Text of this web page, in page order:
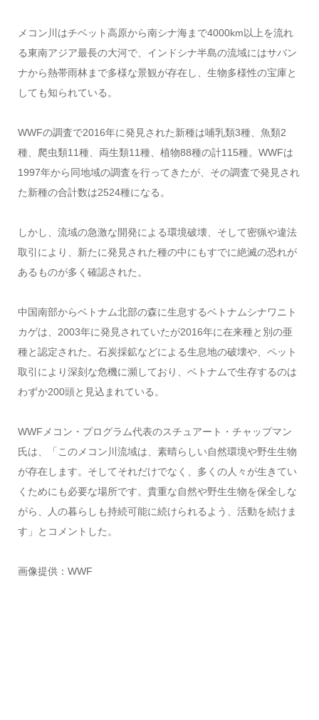
メコン川はチベット高原から南シナ海まで4000km以上を流れ
る東南アジア最長の大河で、インドシナ半島の流域にはサバン
ナから熱帯雨林まで多様な景観が存在し、生物多様性の宝庫と
しても知られている。
WWFの調査で2016年に発見された新種は哺乳類3種、魚類2
種、爬虫類11種、両生類11種、植物88種の計115種。WWFは
1997年から同地域の調査を行ってきたが、その調査で発見され
た新種の合計数は2524種になる。
しかし、流域の急激な開発による環境破壊、そして密猟や違法
取引により、新たに発見された種の中にもすでに絶滅の恐れが
あるものが多く確認された。
中国南部からベトナム北部の森に生息するベトナムシナワニト
カゲは、2003年に発見されていたが2016年に在来種と別の亜
種と認定された。石炭採鉱などによる生息地の破壊や、ペット
取引により深刻な危機に瀕しており、ベトナムで生存するのは
わずか200頭と見込まれている。
WWFメコン・プログラム代表のスチュアート・チャップマン
氏は、「このメコン川流域は、素晴らしい自然環境や野生生物
が存在します。そしてそれだけでなく、多くの人々が生きてい
くためにも必要な場所です。貴重な自然や野生生物を保全しな
がら、人の暮らしも持続可能に続けられるよう、活動を続けま
す」とコメントした。
画像提供：WWF